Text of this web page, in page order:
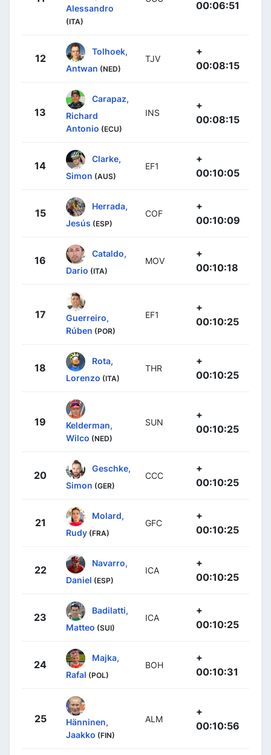
Alessandro
(ITA)
00:06:51
12
Tolhoek,
Antwan (NED)
TJV
+
00:08:15
13
Carapaz,
Richard
Antonio (ECU)
INS
+
00:08:15
14
Clarke,
Simon (AUS)
EF1
+
00:10:05
15
Herrada,
Jesús (ESP)
COF
+
00:10:09
16
Cataldo,
Dario (ITA)
MOV
+
00:10:18
17
Guerreiro,
Rúben (POR)
EF1
+
00:10:25
18
Rota,
Lorenzo (ITA)
THR
+
00:10:25
19
Kelderman,
Wilco (NED)
SUN
+
00:10:25
20
Geschke,
Simon (GER)
CCC
+
00:10:25
21
Molard,
Rudy (FRA)
GFC
+
00:10:25
22
Navarro,
Daniel (ESP)
ICA
+
00:10:25
23
Badilatti,
Matteo (SUI)
ICA
+
00:10:25
24
Majka,
Rafal (POL)
BOH
+
00:10:31
25
Hänninen,
Jaakko (FIN)
ALM
+
00:10:56